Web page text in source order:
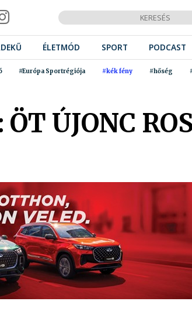
ÉLETMÓD SPORT PODCAST
#Európa Sportrégiója #kék fény #hőség
ÚJONC